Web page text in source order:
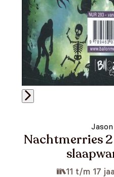
Nachtmerries 2
11 t/m 17